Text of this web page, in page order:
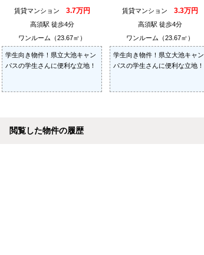
賃貸マンション 3.7万円
高須駅 徒歩4分
ワンルーム（23.67㎡）
学生向き物件！県立大池キャン
パスの学生さんに便利な立地！
賃貸マンション 3.3万円
高須駅 徒歩4分
ワンルーム（23.67㎡）
学生向き物件！県立大池キャン
パスの学生さんに便利な立地！
閲覧した物件の履歴